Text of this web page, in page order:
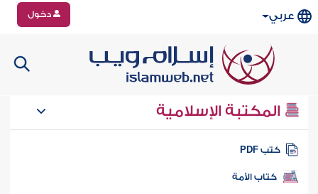
عربي دخول
المكتبة الإسلامية
كتب PDF